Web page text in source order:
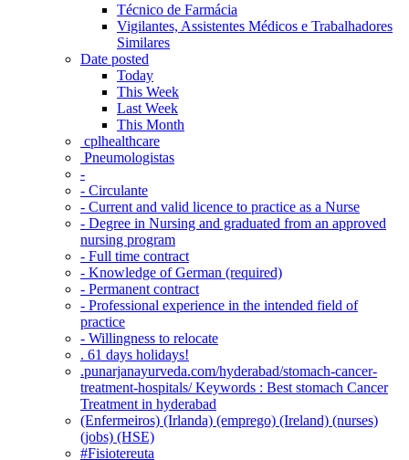
Técnico de Farmácia
Vigilantes, Assistentes Médicos e Trabalhadores
Similares
Date posted
Today
This Week
Last Week
This Month
‎ cplhealthcare‬
Pneumologistas
-
- Circulante
- Current and valid licence to practice as a Nurse
- Degree in Nursing and graduated from an approved
nursing program
- Full time contract
- Knowledge of German (required)
- Permanent contract
- Professional experience in the intended field of
practice
- Willingness to relocate
. 61 days holidays!
.punarjanayurveda.com/hyderabad/stomach-cancer-
treatment-hospitals/ Keywords : Best stomach Cancer
Treatment in hyderabad
(Enfermeiros) (Irlanda) (emprego) (Ireland) (nurses)
(jobs) (HSE)
#Fisiotereuta